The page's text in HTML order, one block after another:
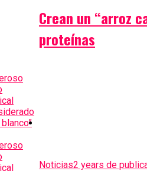
Crean un “arroz
proteínas
Noticias2 years de